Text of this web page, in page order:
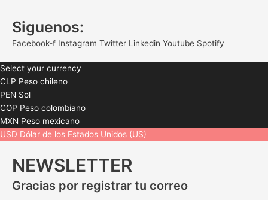
Siguenos:
Facebook-f Instagram Twitter Linkedin Youtube Spotify
Select your currency
CLP Peso chileno
PEN Sol
COP Peso colombiano
MXN Peso mexicano
USD Dólar de los Estados Unidos (US)
NEWSLETTER
Gracias por registrar tu correo